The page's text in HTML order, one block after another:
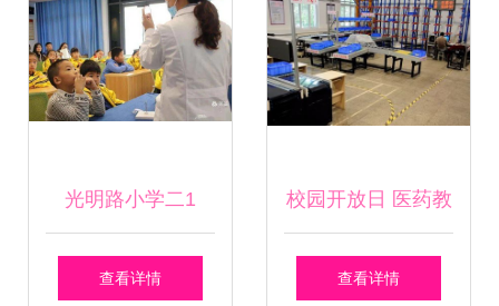
光明路小学二1
班“我是眼科小医
查看详情
校园开放日 医药教
学器材展开启健康
查看详情